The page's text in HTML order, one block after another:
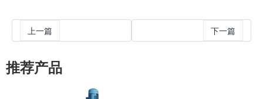
上一篇 下一篇
推荐产品